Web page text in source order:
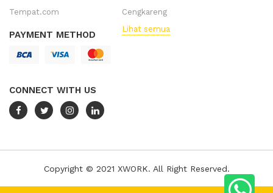
Tempat.com
PAYMENT METHOD
CONNECT WITH US
Cengkareng
Lihat semua
Copyright © 2021 XWORK. All Right Reserved.